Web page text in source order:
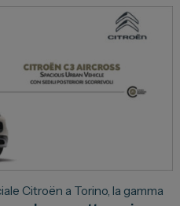
Citroën a Torino, la gamma